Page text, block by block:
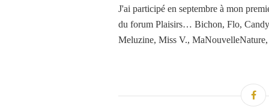
J'ai participé en septembre à mon
du forum Plaisirs… Bichon, Flo,
Meluzine, Miss V.,